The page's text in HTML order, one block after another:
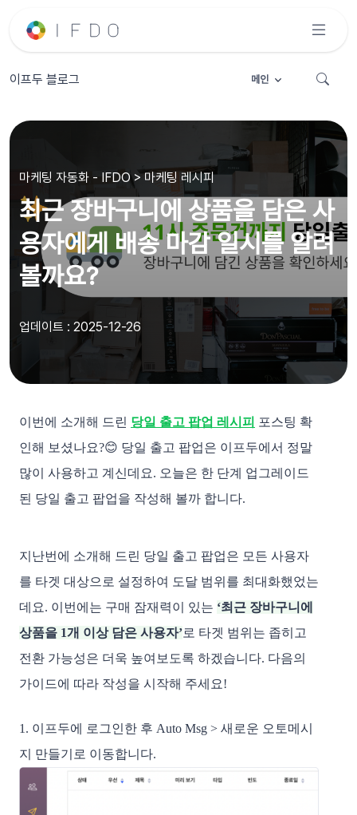
이프두 블로그 메인
마케팅 자동화 - IFDO > 마케팅 레시피
최근 장바구니에 상품을 담은 사
용자에게 배송 마감 일시를 알려
볼까요?
업데이트 : 2025-12-26
이번에 소개해 드린 당일 출고 팝업 레시피 포스팅 확
인해 보셨나요?😊 당일 출고 팝업은 이프두에서 정말
많이 사용하고 계신데요. 오늘은 한 단계 업그레이드
된 당일 출고 팝업을 작성해 볼까 합니다.
지난번에 소개해 드린 당일 출고 팝업은 모든 사용자
를 타겟 대상으로 설정하여 도달 범위를 최대화했었는
데요. 이번에는 구매 잠재력이 있는 ‘최근 장바구니에
상품을 1개 이상 담은 사용자’로 타겟 범위는 좁히고
전환 가능성은 더욱 높여보도록 하겠습니다. 다음의
가이드에 따라 작성을 시작해 주세요!
1. 이프두에 로그인한 후 Auto Msg > 새로운 오토메시
지 만들기로 이동합니다.